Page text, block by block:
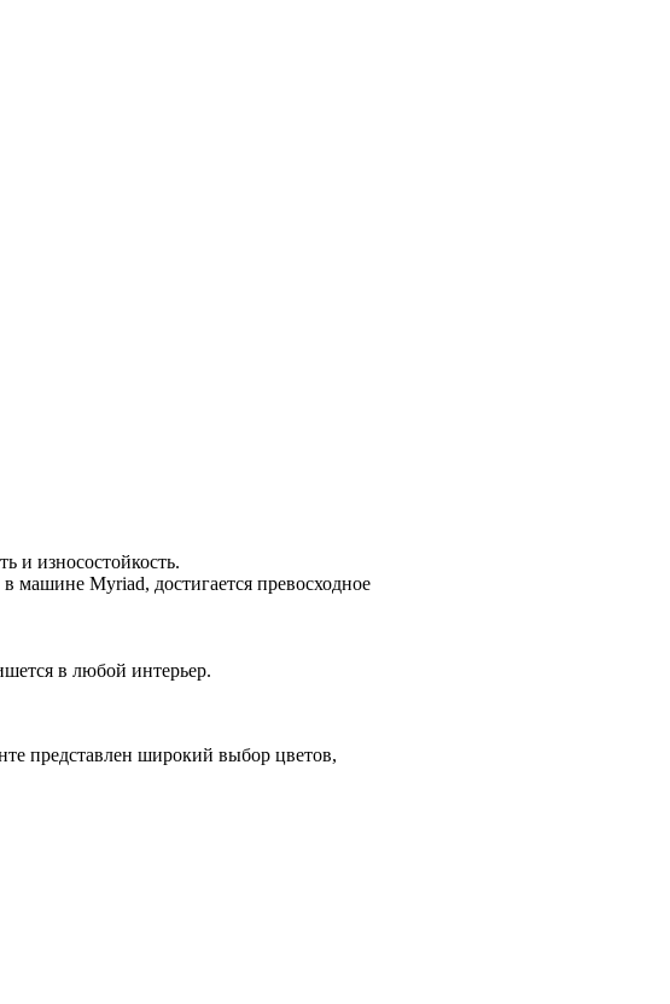
и износостойкость.
машине Myriad, достигается превосходное
в любой интерьер.
представлен широкий выбор цветов,